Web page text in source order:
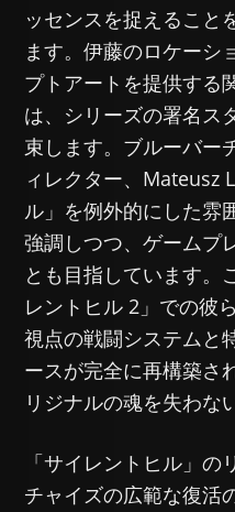
ッセンスを捉えること
ます。伊藤のロケーシ
プトアートを提供する
は、シリーズの署名ス
束します。ブルーバー
ィレクター、Mateusz
ル」を例外的にした雰
強調しつつ、ゲームプ
とも目指しています。
レントヒル 2」での彼
視点の戦闘システムと
ースが完全に再構築さ
リジナルの魂を失わな
「サイレントヒル」
チャイズの広範な復活